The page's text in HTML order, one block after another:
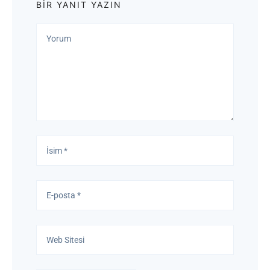
BIR YANIT YAZIN